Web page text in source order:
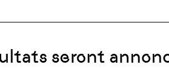
seront